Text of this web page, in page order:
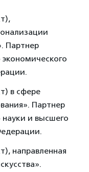
Партнер
в сфере
Партнер
и высшего
направленная